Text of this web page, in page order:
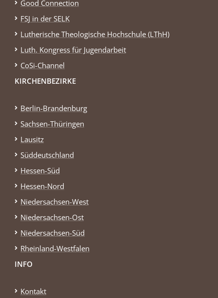
Good Connection
FSJ in der SELK
Lutherische Theologische Hochschule (LThH)
Luth. Kongress für Jugendarbeit
CoSi-Channel
KIRCHENBEZIRKE
Berlin-Brandenburg
Sachsen-Thüringen
Lausitz
Süddeutschland
Hessen-Süd
Hessen-Nord
Niedersachsen-West
Niedersachsen-Ost
Niedersachsen-Süd
Rheinland-Westfalen
INFO
Kontakt